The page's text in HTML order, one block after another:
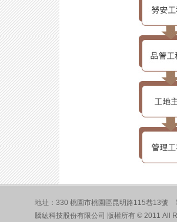
地址：330 桃園市桃園區昆明路115巷13
騰紘科技股份有限公司 版權所